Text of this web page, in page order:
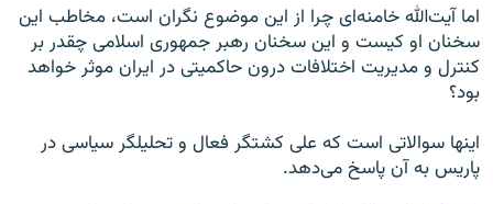
اما آیت‌الله خامنه‌ای چرا از این موضوع نگران است، مخاطب این
سخنان او کیست و این سخنان رهبر جمهوری اسلامی چقدر بر
کنترل و مدیریت اختلافات درون حاکمیتی در ایران موثر خواهد
بود؟
اینها سوالاتی است که علی کشتگر فعال و تحلیلگر سیاسی در
پاریس به آن پاسخ می‌دهد.